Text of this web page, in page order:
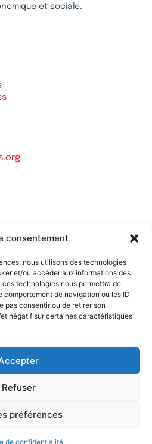
consentement
nous utilisons des technologies
et/ou accéder aux informations des
technologies nous permettra de
comportement de navigation ou les ID
pas consentir ou de retirer son
négatif sur certaines caractéristiques
Refuser
préférences
de confidentialité
et sociale.
Contrepoints
64